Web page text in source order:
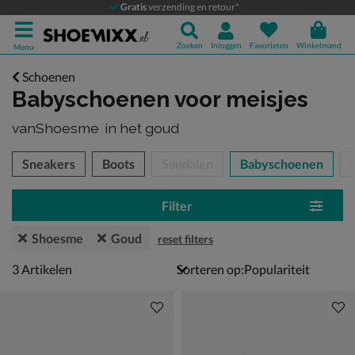
Gratisverzending en retour*
Menu Zoeken Inloggen Favorieten Winkelmand
Schoenen
Babyschoenen voor meisjes
vanShoesme in het goud
over
Sneakers Boots Babyschoenen
Filter
Shoesme Goud reset filters
3 artikelen
3Artikelen Sorteren op: